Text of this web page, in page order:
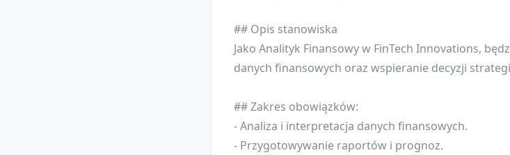
## Opis stanowiska
Jako Analityk Finansowy w FinTech Innovations,
danych finansowych oraz wspieranie decyzji
## Zakres obowiązków:
- Analiza i interpretacja danych finansowych.
- Przygotowywanie raportów i prognoz.